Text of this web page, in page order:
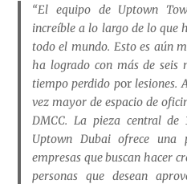
“El equipo de Uptown
increíble a lo largo de lo que
todo el mundo. Esto es aún
ha logrado con más de seis
tiempo perdido porlesiones.
vez mayor de espacio de
DMCC. La pieza central
Uptown Dubai ofrece una
empresas que buscan hacer
personas que desean